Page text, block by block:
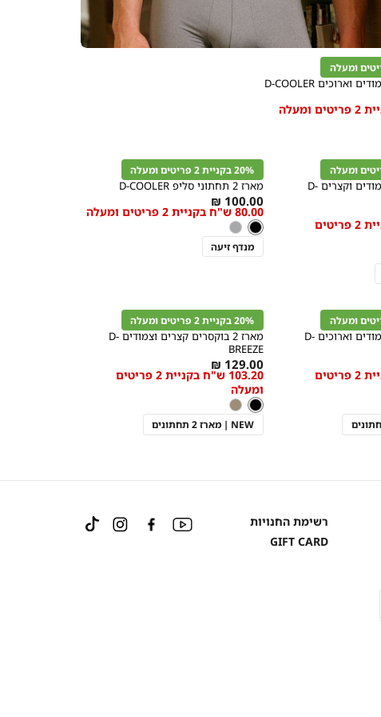
מידה
מארז 2 בוקסרים צמודים וקצרים D-
103.20 ש"ח בקניית 2 פריטים
Color
שחור
מידה
הוספה
לסל
20% בקניית 2 פריטים ומעלה
מארז 2 תחתוני סליפ D-COOLER
As
low
as
100.00 ₪
80.00 ש"ח בקניית 2 פריטים ומעלה
צבע
שחור
שחוראפור
מנדף זיעה
מארז 2 בוקסרים צמודים וארוכים D-
103.20 ש"ח בקניית 2 פריטים
Color
שחור
הוספה
לסל
20% בקניית 2 פריטים ומעלה
מארז 2 בוקסרים קצרים וצמודים D-
BREEZE
As
low
as
129.00 ₪
103.20 ש"ח בקניית 2 פריטים
ומעלה
צבע
שחור
שחורחום
NEW | מארז 2 תחתונים
רשימת החנויות
GIFT CARD
YouTube
Facebook
Instagram
TikTok